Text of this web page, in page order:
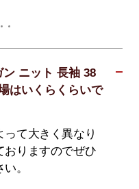
ニット 長袖 38
はいくらくらいで
て大きく異なり
おりますのでぜひ
。